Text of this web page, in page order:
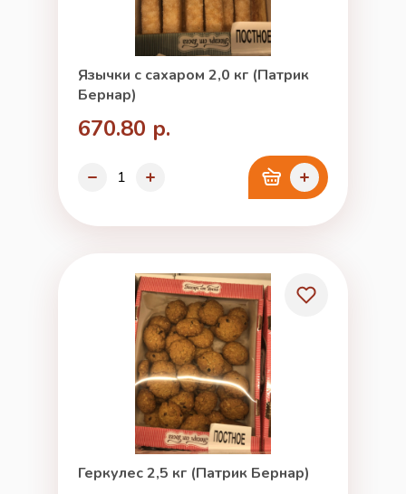
Язычки с сахаром 2,0 кг (Патрик
Бернар)
670.80 р.
Геркулес 2,5 кг (Патрик Бернар)